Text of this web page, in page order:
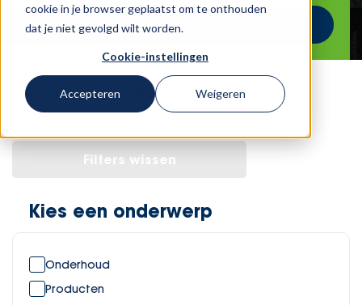
cookie in je browser geplaatst om te onthouden
dat je niet gevolgd wilt worden.
Cookie-instellingen
Accepteren Weigeren
Maak een werkplaatsafspraak
Home -Diensten- Diensten
Filters wissen
Kies een onderwerp
Onderhoud
Producten